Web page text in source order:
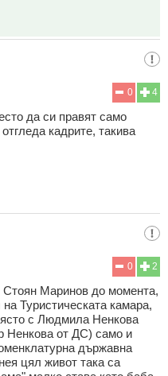
4
0
да си правят само
кадрите, такива
2
0
Маринов до момента,
Туристическата камара,
с Людмила Ненкова
Ненкова от ДС) само и
държавна
цял живот така са